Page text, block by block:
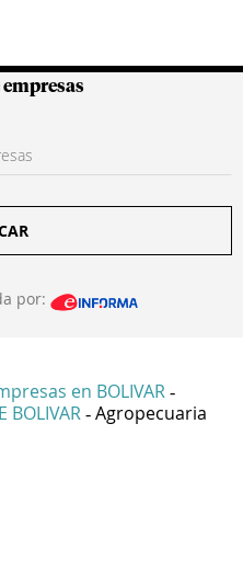
por:
en BOLIVAR -
BOLIVAR - Agropecuaria